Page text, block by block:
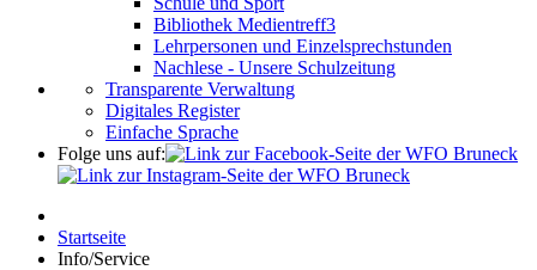
Bibliothek Medientreff3
Lehrpersonen und Einzelsprechstunden
Nachlese - Unsere Schulzeitung
Transparente Verwaltung
Digitales Register
Einfache Sprache
Folge uns auf:
Startseite
Info/Service